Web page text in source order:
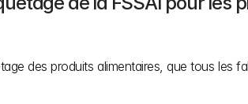
des produits alimentaires, que tous les